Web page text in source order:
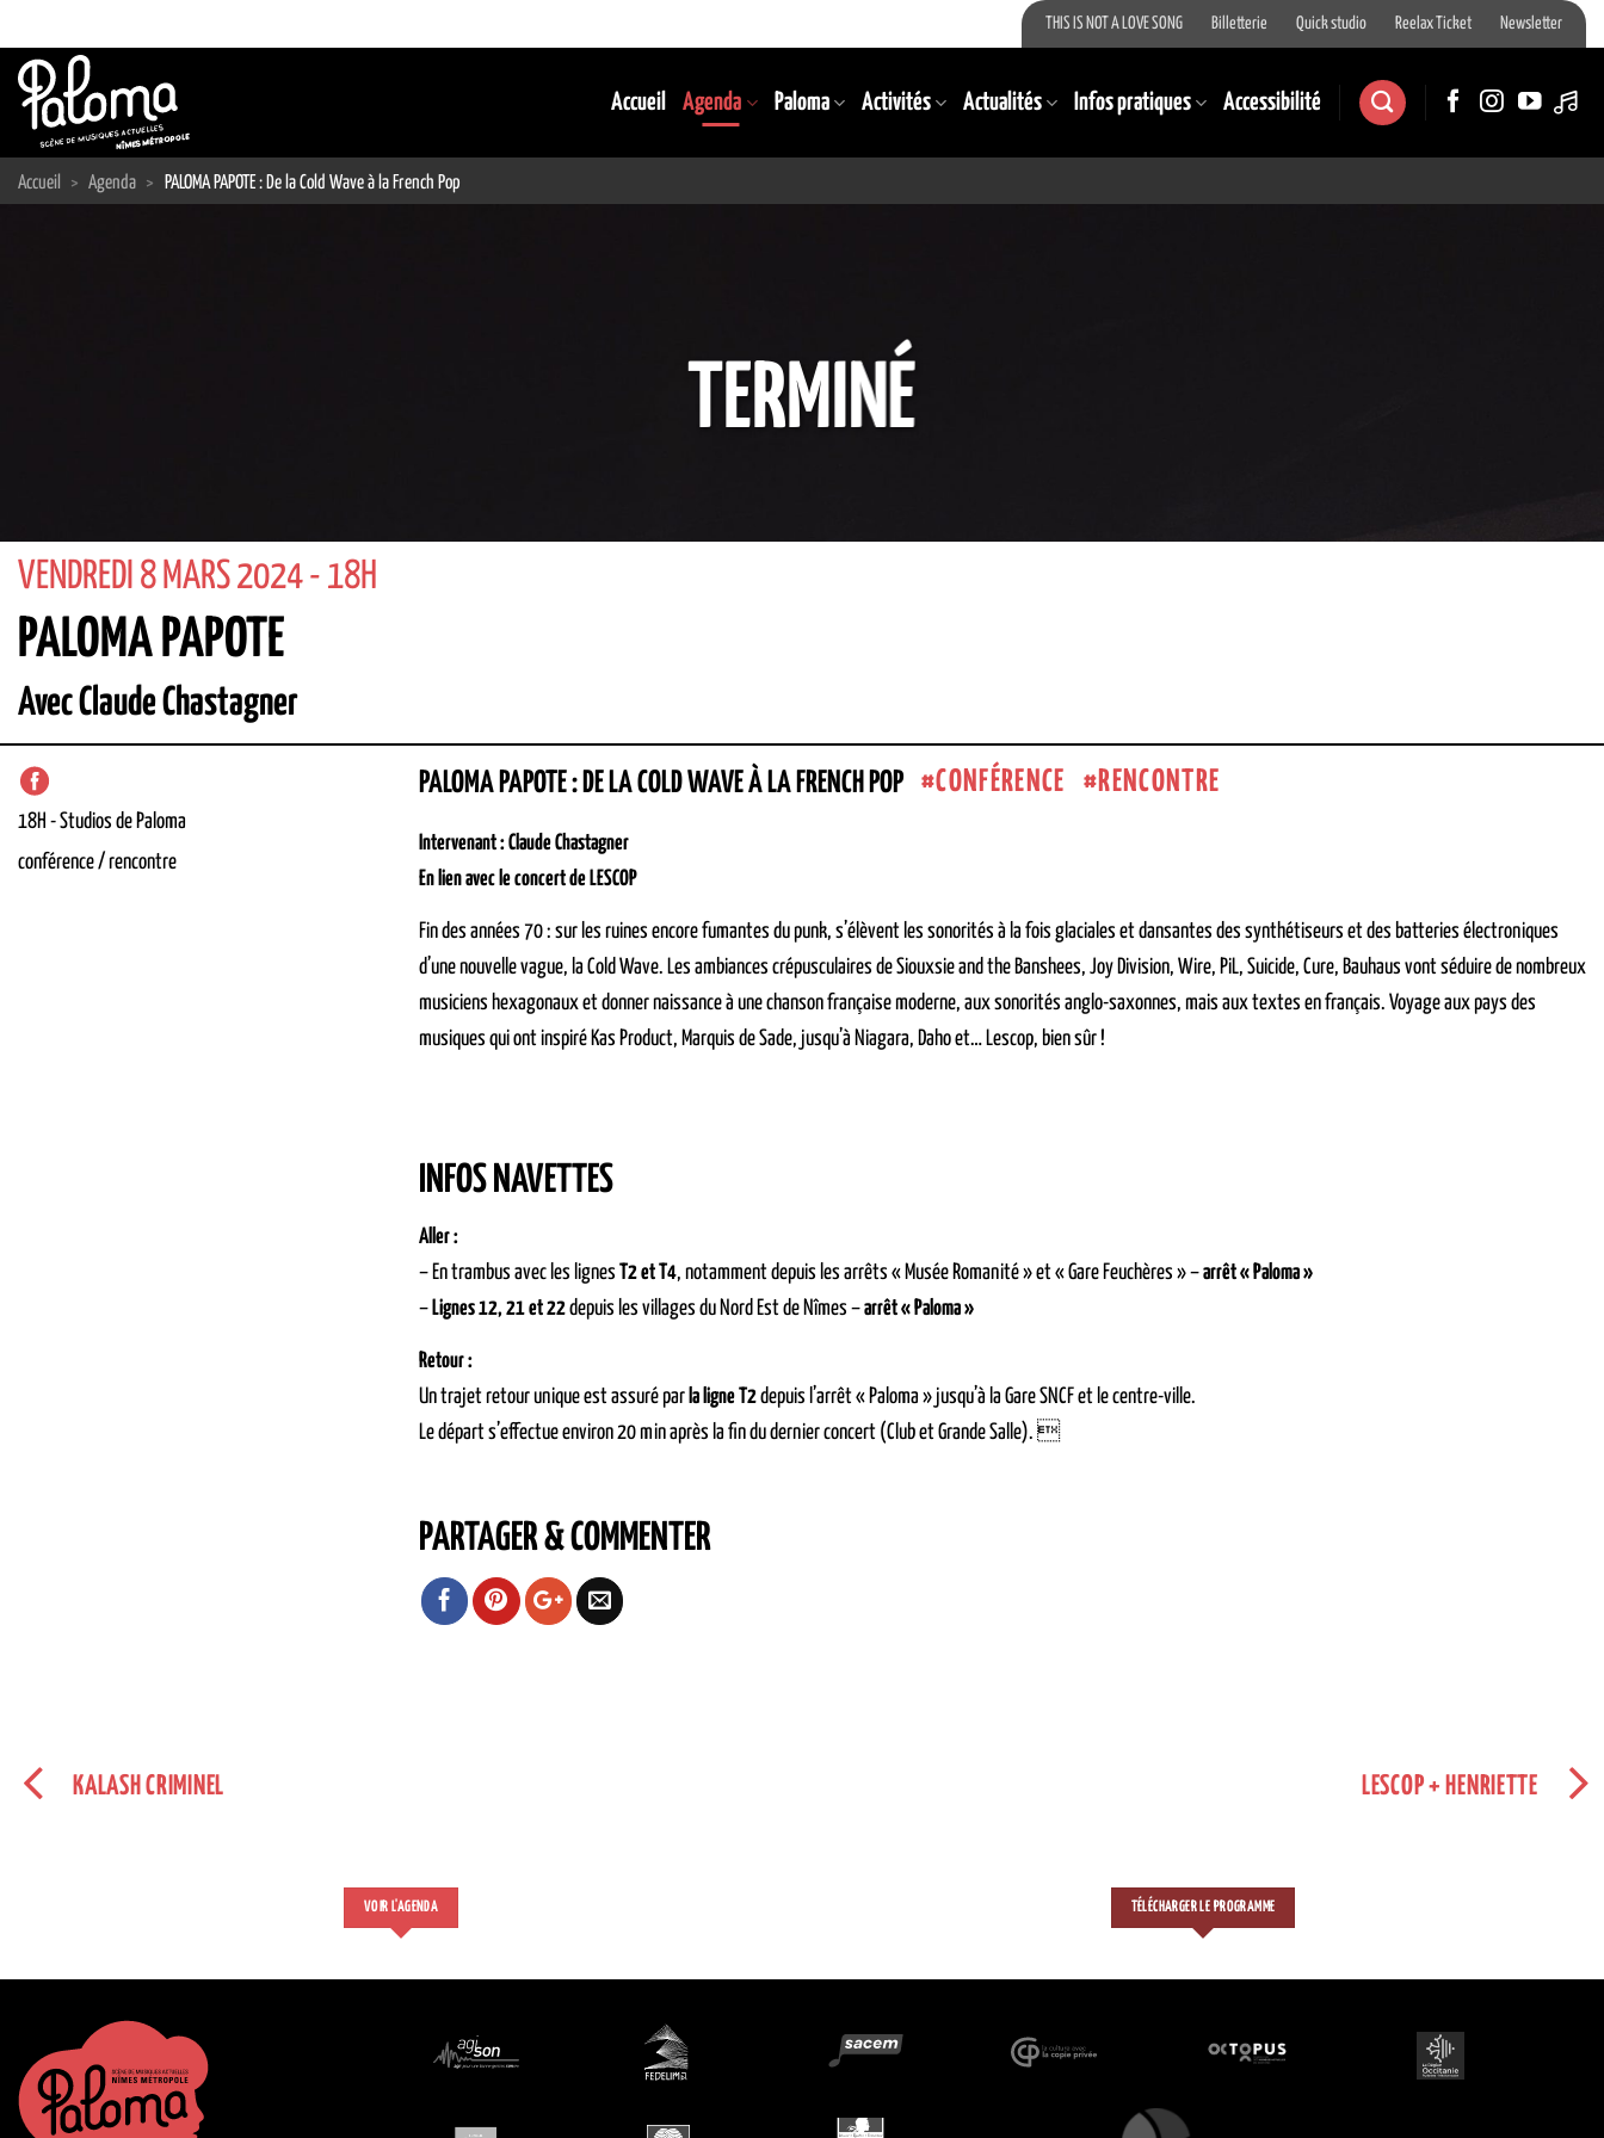
au
contenu
THIS IS NOT A LOVE SONG Billetterie Quick studio Reelax Ticket Newsletter
Accueil Agenda Paloma Activités Actualités Infos pratiques Accessibilité
Accueil > Agenda > PALOMA PAPOTE : De la Cold Wave à la French Pop
TERMINÉ
VENDREDI 8 MARS 2024 - 18H
PALOMA PAPOTE
Avec Claude Chastagner
18H -Studios de Paloma
conférence / rencontre
PALOMA PAPOTE : DE LA COLD WAVE À LA FRENCH POP CONFÉRENCE RENCONTRE
Intervenant : Claude Chastagner
En lien avec le concert de LESCOP
Fin des années 70 : sur les ruines encore fumantes du punk, s’élèvent les sonorités à la fois glaciales et dansantes des synthétiseurs et des batteries électroniques
d’une nouvelle vague, la Cold Wave. Les ambiances crépusculaires de Siouxsie and the Banshees, Joy Division, Wire, PiL, Suicide, Cure, Bauhaus vont séduire de nombreux
musiciens hexagonaux et donner naissance à une chanson française moderne, aux sonorités anglo-saxonnes, mais aux textes en français. Voyage aux pays des
musiques qui ont inspiré Kas Product, Marquis de Sade, jusqu’à Niagara, Daho et… Lescop, bien sûr !
INFOS NAVETTES
Aller :
– En trambus avec les lignes T2 et T4, notamment depuis les arrêts « Musée Romanité » et « Gare Feuchères » –arrêt « Paloma »
– Lignes 12, 21 et 22depuis les villages du Nord Est de Nîmes –arrêt « Paloma »
Retour :
Un trajet retour unique est assuré par la ligne T2depuis l’arrêt « Paloma » jusqu’à la Gare SNCF et le centre-ville.
Le départ s’effectue environ 20 min après la fin du dernier concert (Club et Grande Salle). 
PARTAGER & COMMENTER
KALASH CRIMINEL LESCOP + HENRIETTE
VOIR L'AGENDA TÉLÉCHARGER LE PROGRAMME